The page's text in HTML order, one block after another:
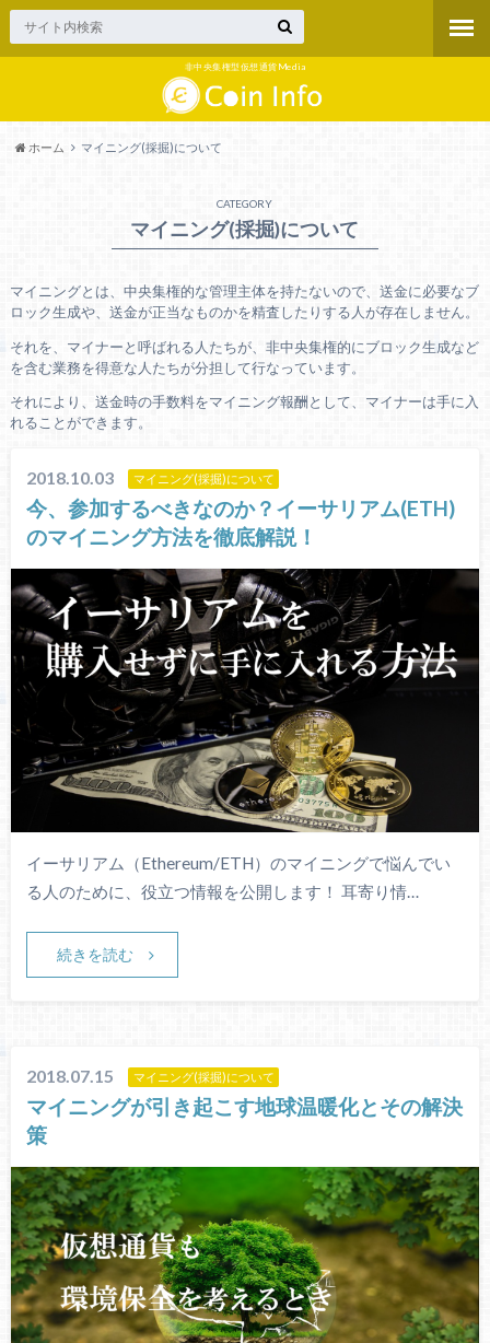
非中央集権型仮想通貨Media
ホーム マイニング(採掘)について
CATEGORY
マイニング(採掘)について
マイニングとは、中央集権的な管理主体を持たないので、送金に必要なブ
ロック生成や、送金が正当なものかを精査したりする人が存在しません。
それを、マイナーと呼ばれる人たちが、非中央集権的にブロック生成など
を含む業務を得意な人たちが分担して行なっています。
それにより、送金時の手数料をマイニング報酬として、マイナーは手に入
れることができます。
2018.10.03 マイニング(採掘)について
今、参加するべきなのか？イーサリアム(ETH)
のマイニング方法を徹底解説！
イーサリアム（Ethereum/ETH）のマイニングで悩んでい
る人のために、役立つ情報を公開します！ 耳寄り情…
続きを読む
2018.07.15 マイニング(採掘)について
マイニングが引き起こす地球温暖化とその解決
策